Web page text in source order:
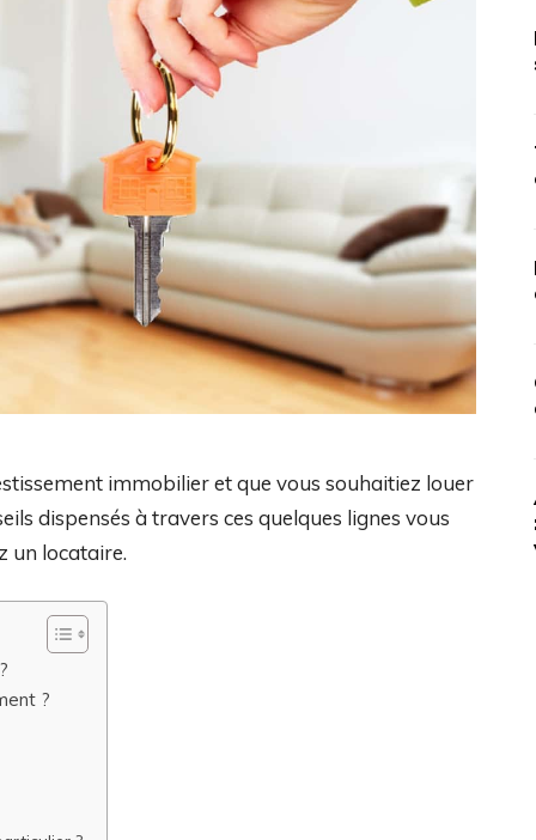
immobilier et que vous souhaitiez louer
dispensés à travers ces quelques lignes vous
un locataire.
?